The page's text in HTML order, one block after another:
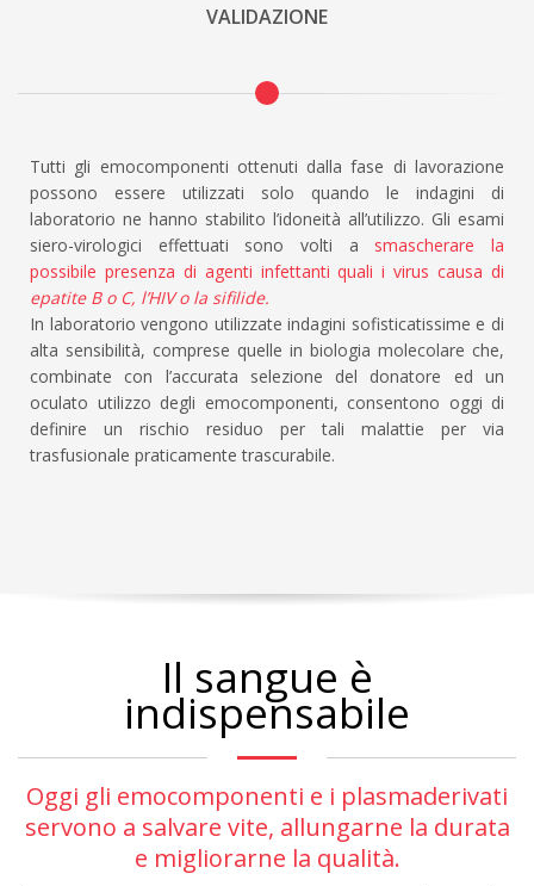
VALIDAZIONE
Tutti gli emocomponenti ottenuti dalla fase di lavorazione
possono essere utilizzati solo quando le indagini di
laboratorio ne hanno stabilito l’idoneità all’utilizzo. Gli esami
siero-virologici effettuati sono volti a smascherare la
possibile presenza di agenti infettanti quali i virus causa di
epatite B o C, l’HIV o la sifilide.
In laboratorio vengono utilizzate indagini sofisticatissime e di
alta sensibilità, comprese quelle in biologia molecolare che,
combinate con l’accurata selezione del donatore ed un
oculato utilizzo degli emocomponenti, consentono oggi di
definire un rischio residuo per tali malattie per via
trasfusionale praticamente trascurabile.
Il sangue è
indispensabile
Oggi gli emocomponenti e i plasmaderivati
servono a salvare vite, allungarne la durata
e migliorarne la qualità.